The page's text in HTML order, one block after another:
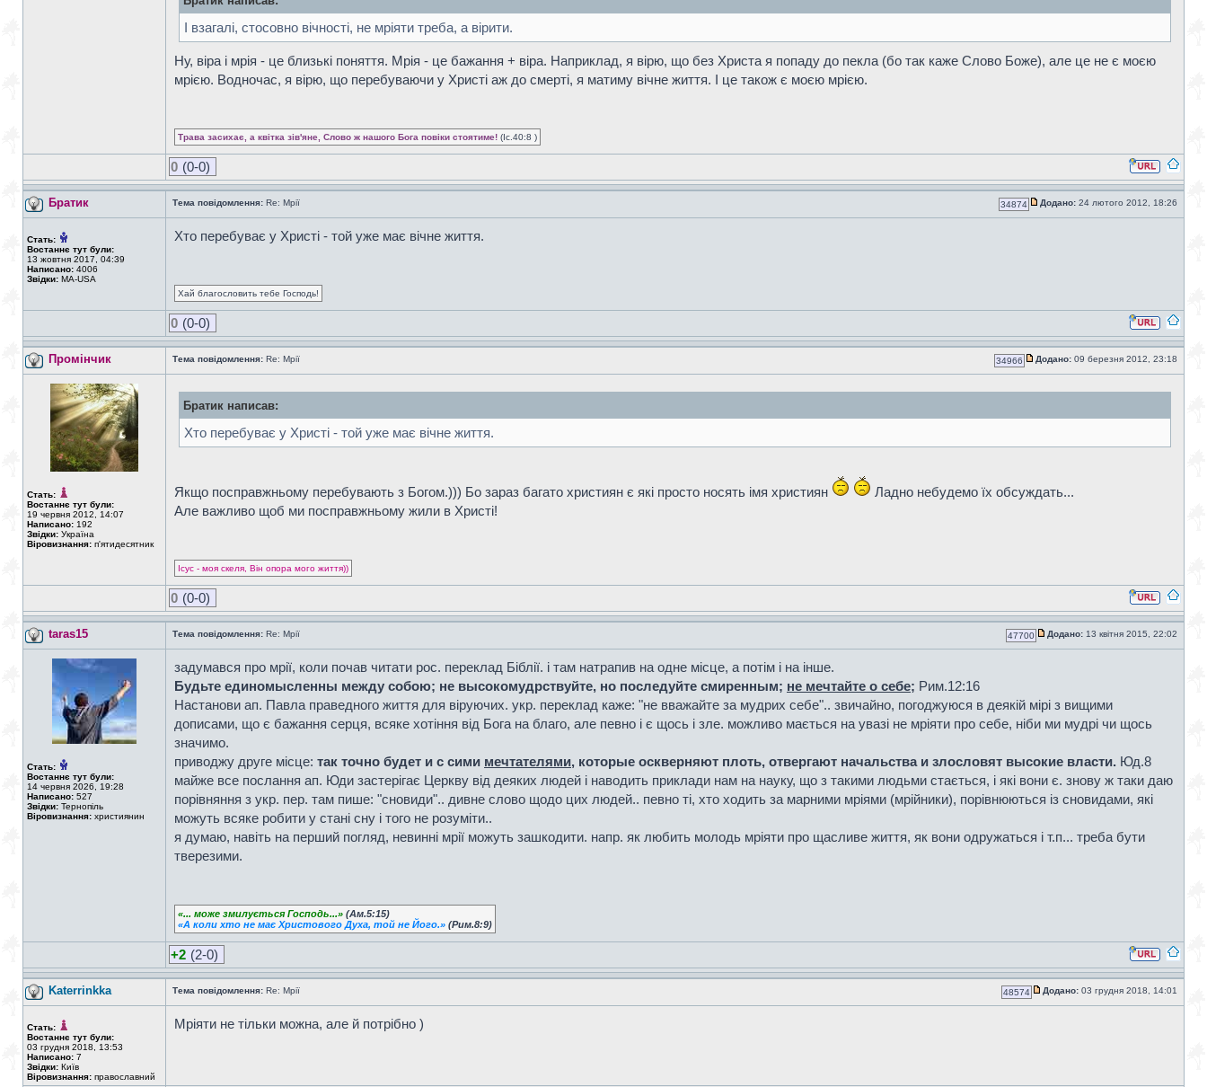
І взагалі, стосовно вічності, не мріяти треба, а вірити.
Ну, віра і мрія - це близькі поняття. Мрія - це бажання + віра. Наприклад, я вірю, що без Христа я попаду до пекла (бо так каже Слово Боже), але це не є моєю
мрією. Водночас, я вірю, що перебуваючи у Христі аж до смерті, я матиму вічне життя. І це також є моєю мрією.
Трава засихає, а квітка зів'яне, Слово ж нашого Бога повіки стоятиме! (Іс.40:8 )
0 (0-0)
Братик Тема повідомлення: Re: Мрії 34874 Додано: 24 лютого 2012, 18:26
Стать:
Востаннє тут були:
13 жовтня 2017, 04:39
Написано: 4006
Звідки: MA-USA
Хто перебуває у Христі - той уже має вічне життя.
Хай благословить тебе Господь!
0 (0-0)
Промінчик Тема повідомлення: Re: Мрії 34966 Додано: 09 березня 2012, 23:18
Стать:
Востаннє тут були:
19 червня 2012, 14:07
Написано: 192
Звідки: Україна
Віровизнання: п'ятидесятник
Братик написав:
Хто перебуває у Христі - той уже має вічне життя.
Якщо посправжньому перебувають з Богом.))) Бо зараз багато християн є які просто носять імя християн
Ладно небудемо їх обсуждать...
Але важливо щоб ми посправжньому жили в Христі!
Ісус - моя скеля, Він опора мого життя))
0 (0-0)
taras15 Тема повідомлення: Re: Мрії 47700 Додано: 13 квітня 2015, 22:02
Стать:
Востаннє тут були:
14 червня 2026, 19:28
Написано: 527
Звідки: Тернопіль
Віровизнання: християнин
задумався про мрії, коли почав читати рос. переклад Біблії. і там натрапив на одне місце, а потім і на інше.
Будьте единомысленны между собою; не высокомудрствуйте, но последуйте смиренным; не мечтайте о себе; Рим.12:16
Настанови ап. Павла праведного життя для віруючих. укр. переклад каже: "не вважайте за мудрих себе".. звичайно, погоджуюся в деякій мірі з вищими
дописами, що є бажання серця, всяке хотіння від Бога на благо, але певно і є щось і зле. можливо мається на увазі не мріяти про себе, ніби ми мудрі чи щось
значимо.
приводжу друге місце: так точно будет и с сими мечтателями, которые оскверняют плоть, отвергают начальства и злословят высокие власти. Юд.8
майже все послання ап. Юди застерігає Церкву від деяких людей і наводить приклади нам на науку, що з такими людьми стається, і які вони є. знову ж таки даю
порівняння з укр. пер. там пише: "сновиди".. дивне слово щодо цих людей.. певно ті, хто ходить за марними мріями (мрійники), порівнюються із сновидами, які
можуть всяке робити у стані сну і того не розуміти..
я думаю, навіть на перший погляд, невинні мрії можуть зашкодити. напр. як любить молодь мріяти про щасливе життя, як вони одружаться і т.п... треба бути
тверезими.
«... може змилується Господь...» (Ам.5:15)
«А коли хто не має Христового Духа, той не Його.» (Рим.8:9)
+2 (2-0)
Katerrinkka Тема повідомлення: Re: Мрії 48574 Додано: 03 грудня 2018, 14:01
Стать:
Востаннє тут були:
03 грудня 2018, 13:53
Написано: 7
Звідки: Київ
Віровизнання: православний
Мріяти не тільки можна, але й потрібно )